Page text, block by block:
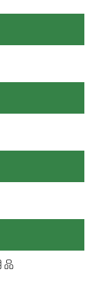
品